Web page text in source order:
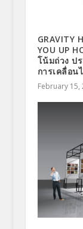
GRAVITY
YOU UP
โน้มถ่วง ป
การเคลื่อ
February 15,